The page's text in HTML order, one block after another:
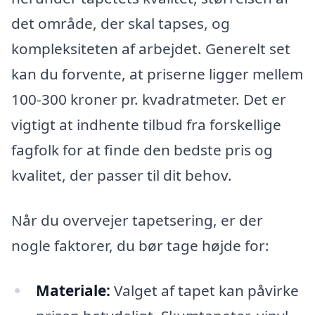
det område, der skal tapses, og
kompleksiteten af arbejdet. Generelt set
kan du forvente, at priserne ligger mellem
100-300 kroner pr. kvadratmeter. Det er
vigtigt at indhente tilbud fra forskellige
fagfolk for at finde den bedste pris og
kvalitet, der passer til dit behov.
Når du overvejer tapetsering, er der
nogle faktorer, du bør tage højde for:
Materiale: Valget af tapet kan påvirke